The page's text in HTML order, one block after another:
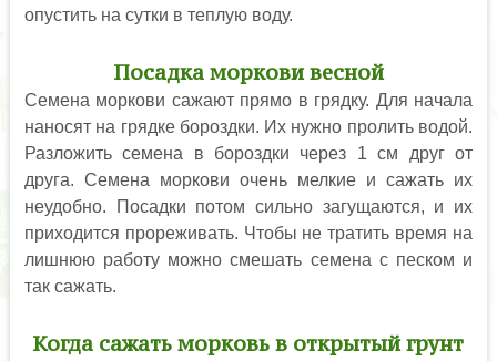
опустить на сутки в теплую воду.
Посадка моркови весной
Семена моркови сажают прямо в грядку. Для начала
наносят на грядке бороздки. Их нужно пролить водой.
Разложить семена в бороздки через 1 см друг от
друга. Семена моркови очень мелкие и сажать их
неудобно. Посадки потом сильно загущаются, и их
приходится прореживать. Чтобы не тратить время на
лишнюю работу можно смешать семена с песком и
так сажать.
Когда сажать морковь в открытый грунт